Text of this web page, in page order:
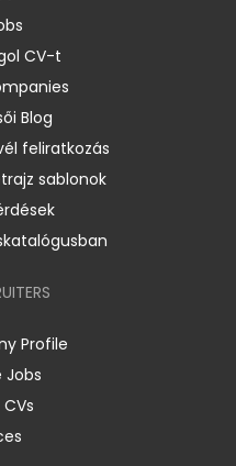
CV-t
Blog
feliratkozás
sablonok
Profile
Jobs